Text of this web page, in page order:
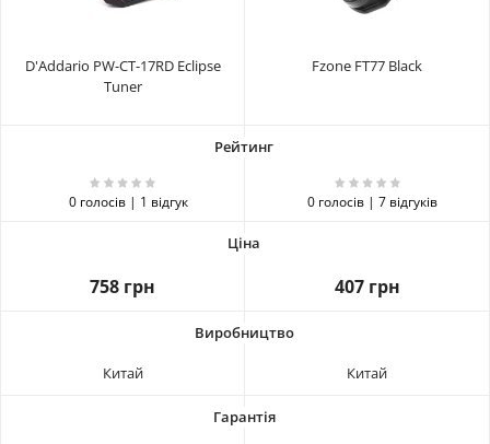
D'Addario PW-CT-17RD Eclipse
Tuner
Fzone FT77 Black
0 голосів | 1 відгук 0 голосів | 7 відгуків
758 грн 407 грн
Китай Китай